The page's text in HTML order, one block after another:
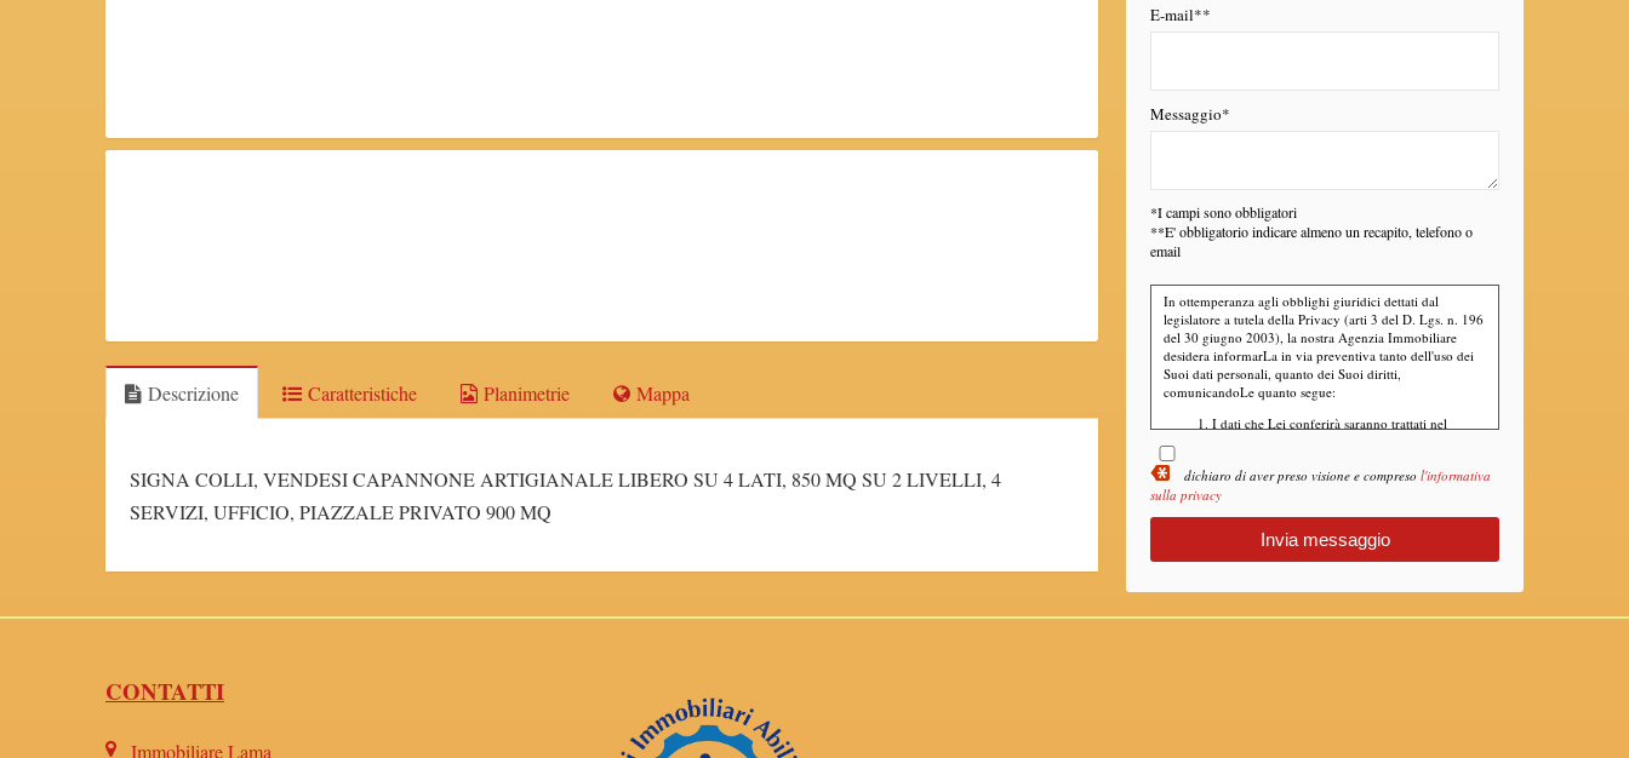
Descrizione Caratteristiche Planimetrie Mappa
SIGNA COLLI, VENDESI CAPANNONE ARTIGIANALE LIBERO SU 4 LATI, 850 MQ SU 2 LIVELLI, 4
SERVIZI, UFFICIO, PIAZZALE PRIVATO 900 MQ
E-mail**
Messaggio*
*I campi sono obbligatori
**E' obbligatorio indicare almeno un recapito, telefono o
email
In ottemperanza agli obblighi giuridici dettati dal
legislatore a tutela della Privacy (arti 3 del D. Lgs. n. 196
del 30 giugno 2003), la nostra Agenzia Immobiliare
desidera informarLa in via preventiva tanto dell'uso dei
Suoi dati personali, quanto dei Suoi diritti,
comunicandoLe quanto segue:
I dati che Lei conferirà saranno trattati nel
adempiere all'incarico di mediazione per
acquisto/ vendita / locazione relativo
all'immobile di Suo interesse; in ogni caso
saranno conservati per un periodo di tempo non
superiore a quello strettamente necessario al
conferimento impedisce la conclusione dello
dichiaro di aver preso visione e compresol'informativa
sulla privacy
CONTATTI
Immobiliare Lama